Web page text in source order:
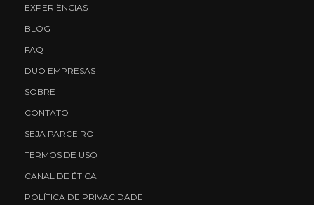
EXPERIÊNCIAS
BLOG
FAQ
DUO EMPRESAS
SOBRE
CONTATO
SEJA PARCEIRO
TERMOS DE USO
CANAL DE ÉTICA
POLÍTICA DE PRIVACIDADE